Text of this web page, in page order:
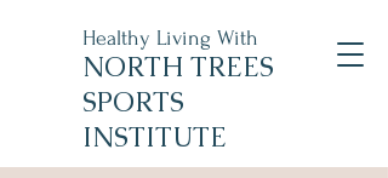
Healthy Living With
NORTH TREES
SPORTS
INSTITUTE